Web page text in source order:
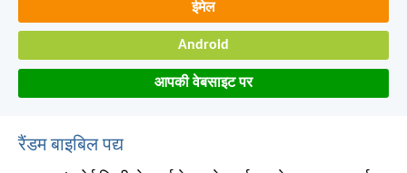
ईमेल
Android
आपकी वेबसाइट पर
रैंडम बाइबिल पद्य